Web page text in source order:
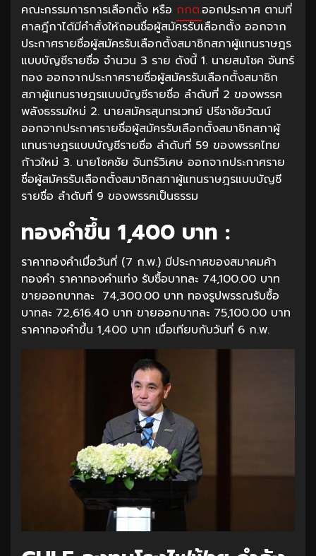
คณะกรรมการการเลือกตั้ง หรือ กกต.ออกประกาศ ตามที่
ศาลฎีกาได้มีคำสั่งให้ถอนชื่อผู้สมัครรับเลือกตั้ง ออกจาก
ประกาศรายชื่อผู้สมัครรับเลือกตั้งสมาชิกสภาผู้แทนราษฎร
แบบบัญชีรายชื่อ จำนวน 3 ราย ดังนี้ 1. นายสมโชค จันทร์
ทอง ออกจากประกาศรายชื่อผู้สมัครรับเลือกตั้งสมาชิก
สภาผู้แทนราษฎรแบบบัญชีรายชื่อ ลำดับที่ 2 ของพรรค
พลังธรรมใหม่ 2. นายสมัครสุนทรเวทย์ ปรีชาชัยวัฒน์
ออกจากประกาศรายชื่อผู้สมัครรับเลือกตั้งสมาชิกสภาผู้
แทนราษฎรแบบบัญชีรายชื่อ ลำดับที่ 59 ของพรรคไทย
ก้าวใหม่ 3. นายโชคชัย จันทร์วิเศษ ออกจากประกาศราย
ชื่อผู้สมัครรับเลือกตั้งสมาชิกสภาผู้แทนราษฎรแบบบัญชี
รายชื่อ ลำดับที่ 9 ของพรรคเป็นธรรม
ทองคำขึ้น 1,400 บาท :
ราคาทองคำเมื่อวันที่ (7 ก.พ.) มีประกาศของสมาคมค้า
ทองคำ ราคาทองคำแท่ง รับซื้อบาทละ 74,100.00 บาท
ขายออกบาทละ 74,300.00 บาท ทองรูปพรรณรับซื้อ
บาทละ 72,616.40 บาท ขายออกบาทละ 75,100.00 บาท
ราคาทองคำขึ้น 1,400 บาท เมื่อเทียบกับวันที่ 6 ก.พ.